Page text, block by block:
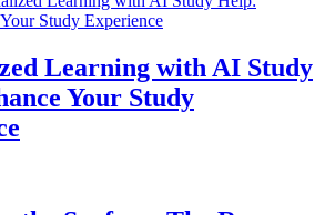
Learning with AI Study
Your Study